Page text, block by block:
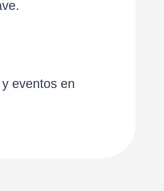
eventos en